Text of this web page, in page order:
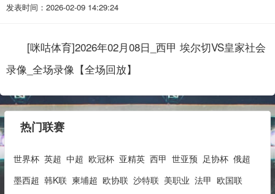
发表时间：2026-02-09 14:29:24
[咪咕体育]2026年02月08日_西甲 埃尔切VS皇家社会
录像_全场录像【全场回放】
热门联赛
世界杯 英超 中超 欧冠杯 亚精英 西甲 世亚预 足协杯 俄超
墨西超 韩K联 柬埔超 欧协联 沙特联 美职业 法甲 欧国联